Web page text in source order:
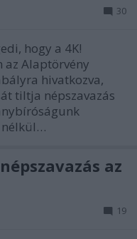
30
hogy a 4K!
az Alaptörvény
hivatkozva,
tiltja népszavazás
nélkül…
az
19